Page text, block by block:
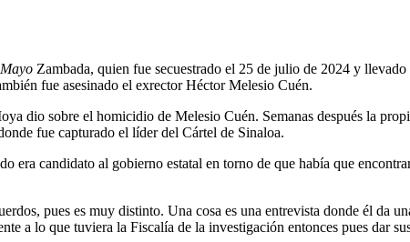
Mayo Zambada, quien fue secuestrado el 25 de julio de 2024 y
fue asesinado el exrector Héctor Melesio Cuén.
dio sobre el homicidio de Melesio Cuén. Semanas después la
fue capturado el líder del Cártel de Sinaloa.
candidato al gobierno estatal en torno de que había que
pues es muy distinto. Una cosa es una entrevista donde él da
a lo que tuviera la Fiscalía de la investigación entonces pues dar